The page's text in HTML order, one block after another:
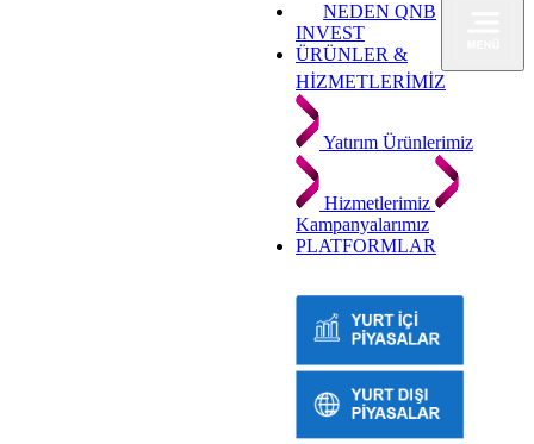
NEDEN QNB
INVEST
ÜRÜNLER &
HİZMETLERİMİZ
Yatırım Ürünlerimiz
Hizmetlerimiz
Kampanyalarımız
PLATFORMLAR